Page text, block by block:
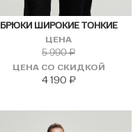
БРЮКИ ШИРОКИЕ ТОНКИЕ
ЦЕНА
5 990₽
ЦЕНА СО СКИДКОЙ
4 190 ₽